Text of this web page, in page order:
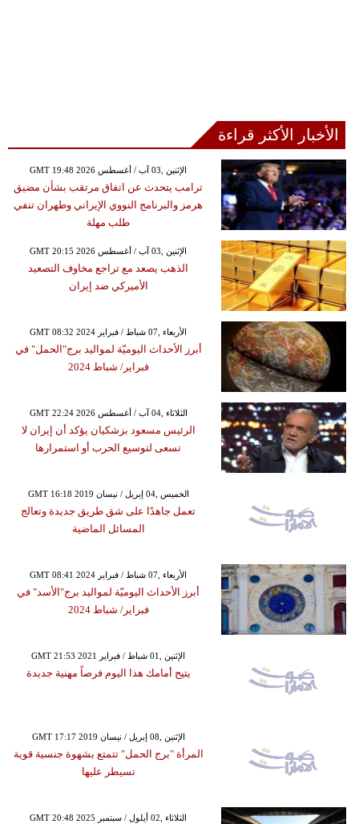
الأخبار الأكثر قراءة
GMT 19:48 2026 الإثنين ,03 آب / أغسطس
ترامب يتحدث عن اتفاق مرتقب بشأن مضيق
هرمز والبرنامج النووي الإيراني وطهران تنفي
طلب مهلة
GMT 20:15 2026 الإثنين ,03 آب / أغسطس
الذهب يصعد مع تراجع مخاوف التصعيد
الأميركي ضد إيران
GMT 08:32 2024 الأربعاء ,07 شباط / فبراير
أبرز الأحداث اليوميّة لمواليد برج"الحمل" في
فبراير/ شباط 2024
GMT 22:24 2026 الثلاثاء ,04 آب / أغسطس
الرئيس مسعود بزشكيان يؤكد أن إيران لا
تسعى لتوسيع الحرب أو استمرارها
GMT 16:18 2019 الخميس ,04 إبريل / نيسان
تعمل جاهدًا على شق طريق جديدة وتعالج
المسائل الماضية
GMT 08:41 2024 الأربعاء ,07 شباط / فبراير
أبرز الأحداث اليوميّة لمواليد برج"الأسد" في
فبراير/ شباط 2024
GMT 21:53 2021 الإثنين ,01 شباط / فبراير
يتيح أمامك هذا اليوم فرصاً مهنية جديدة
GMT 17:17 2019 الإثنين ,08 إبريل / نيسان
المرأة "برج الحمل" تتمتع بشهوة جنسية قوية
تسيطر عليها
GMT 20:48 2025 الثلاثاء ,02 أيلول / سبتمبر